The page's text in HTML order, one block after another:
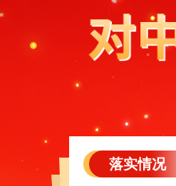
落实情况